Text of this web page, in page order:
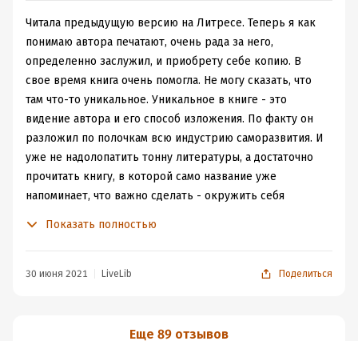
просто все там же, где и был раньше.
Подкупила книга тем, что она бесплатная, у нее
небольшой объем, написана просто и без занудства и с
первых страниц затянула в себя.
А еще в конце книги приводится список источников,
которые ведут на сайт автора. Да и там все
практически бесплатно.
Просто бери и делай.
Читала предыдущую версию на Литресе. Теперь я как
понимаю автора печатают, очень рада за него,
определенно заслужил, и приобрету себе копию. В
свое время книга очень помогла. Не могу сказать, что
там что-то уникальное. Уникальное в книге - это
видение автора и его способ изложения. По факту он
разложил по полочкам всю индустрию саморазвития. И
уже не надолопатить тонну литературы, а достаточно
прочитать книгу, в которой само название уже
напоминает, что важно сделать - окружить себя
состоянием души. Перечитываю иногда в моменты,
Показать полностью
30 июня 2021 LiveLib Поделиться
Еще 89 отзывов